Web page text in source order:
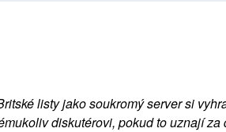
listy jako soukromý server si
diskutérovi, pokud to uznají za